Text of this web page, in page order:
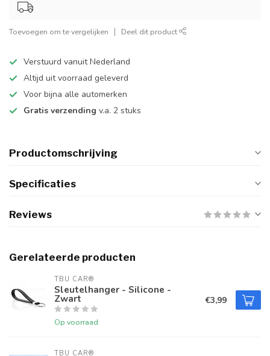
Toevoegen om te vergelijken Deel dit product
Verstuurd vanuit Nederland
Altijd uit voorraad geleverd
Voor bijna alle automerken
Gratis verzending v.a. 2 stuks
Productomschrijving
Specificaties
Reviews
Gerelateerde producten
TBU CAR®
Sleutelhanger - Silicone -
Zwart
Op voorraad
€3,99
TBU CAR®